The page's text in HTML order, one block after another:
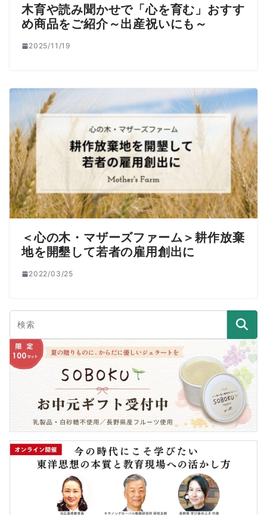
木育や読み聞かせで「心を育む」おすす
め商品をご紹介～出産祝いにも～
2025/11/19
＜心の木・マザーズファーム＞耕作放棄
地を開墾して若者の雇用創出に
2022/03/25